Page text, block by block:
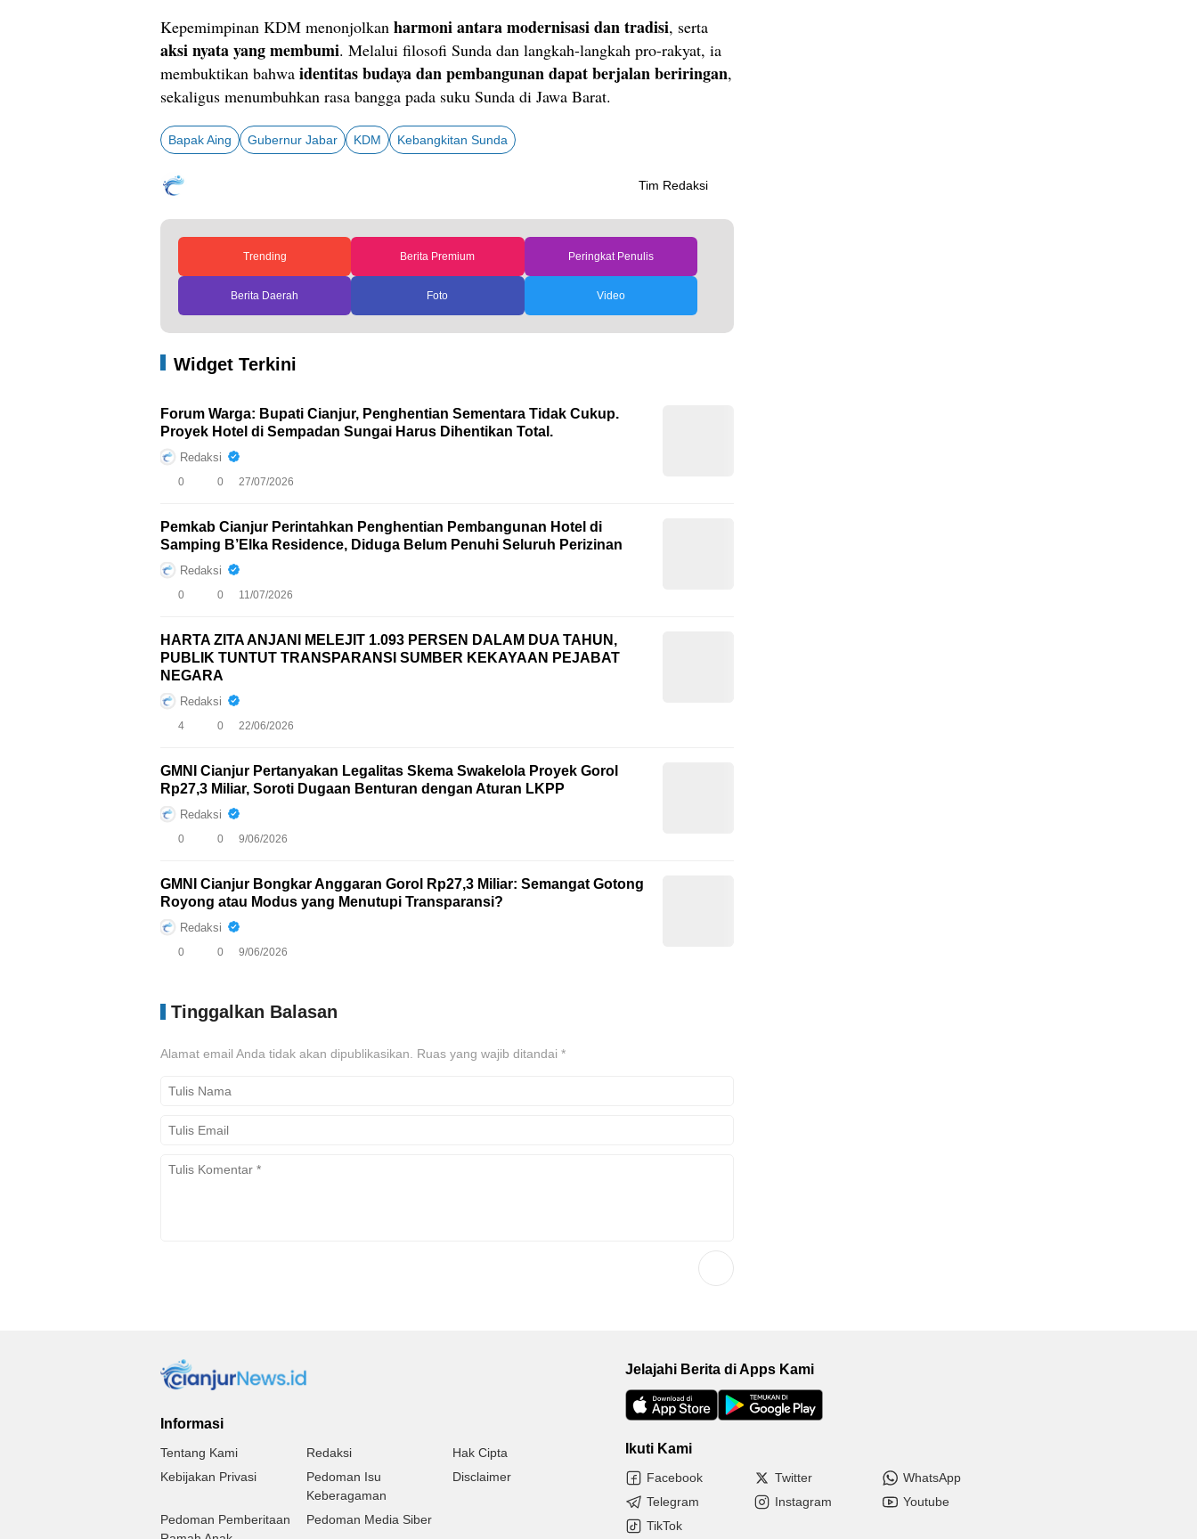
Kepemimpinan KDM menonjolkan harmoni antara modernisasi dan tradisi, serta
aksi nyata yang membumi. Melalui filosofi Sunda dan langkah-langkah pro-rakyat, ia
membuktikan bahwa identitas budaya dan pembangunan dapat berjalan beriringan,
sekaligus menumbuhkan rasa bangga pada suku Sunda di Jawa Barat.
Bapak Aing Gubernur Jabar KDM Kebangkitan Sunda
Tim Redaksi
Trending Berita Premium Peringkat Penulis
Berita Daerah Foto Video
Widget Terkini
Forum Warga: Bupati Cianjur, Penghentian Sementara Tidak Cukup.
Proyek Hotel di Sempadan Sungai Harus Dihentikan Total.
Redaksi
0 0 27/07/2026
Pemkab Cianjur Perintahkan Penghentian Pembangunan Hotel di
Samping B’Elka Residence, Diduga Belum Penuhi Seluruh Perizinan
Redaksi
0 0 11/07/2026
HARTA ZITA ANJANI MELEJIT 1.093 PERSEN DALAM DUA TAHUN,
PUBLIK TUNTUT TRANSPARANSI SUMBER KEKAYAAN PEJABAT
NEGARA
Redaksi
4 0 22/06/2026
GMNI Cianjur Pertanyakan Legalitas Skema Swakelola Proyek Gorol
Rp27,3 Miliar, Soroti Dugaan Benturan dengan Aturan LKPP
Redaksi
0 0 9/06/2026
GMNI Cianjur Bongkar Anggaran Gorol Rp27,3 Miliar: Semangat Gotong
Royong atau Modus yang Menutupi Transparansi?
Redaksi
0 0 9/06/2026
Tinggalkan Balasan
Alamat email Anda tidak akan dipublikasikan. Ruas yang wajib ditandai *
Informasi
Tentang Kami Redaksi
Hak Cipta
Kebijakan Privasi
Pedoman Isu
Keberagaman
Disclaimer
Pedoman Pemberitaan
Pedoman Media Siber
Jelajahi Berita di Apps Kami
Ikuti Kami
Facebook Twitter
WhatsApp
Telegram
Instagram
Youtube
TikTok